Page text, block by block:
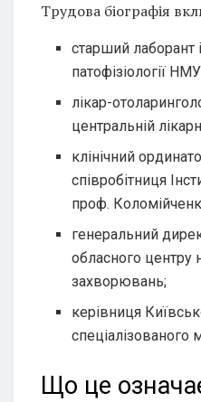
Трудова біографія
старший лаборант
патофізіології
лікар-
центральній
клінічний
співробітниця
проф.
генеральний
обласного центру
захворювань;
керівниця
спеціалізованого
Що це